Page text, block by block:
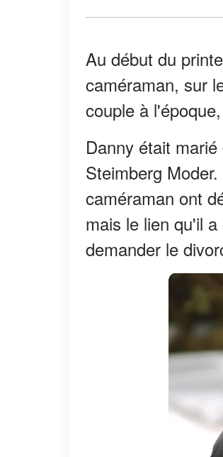
Au début du
caméraman, sur
couple à
Danny était
Steimberg
caméraman ont
mais le lien qu'il
demander le